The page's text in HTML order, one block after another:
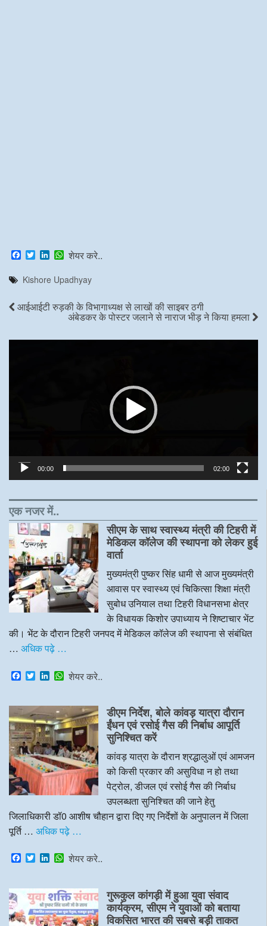
F
a
c
e
o
o
T
w
t
e
r
L
n
k
d
W
t
A
p
p
शेयर करे..
Kishore Upadhyay
आईआईटी रुड़की के विभागाध्यक्ष से लाखों की साइबर ठगी
अंबेडकर के पोस्टर जलाने से नाराज भीड़ ने किया हमला
00:00 02:00
एक नजर में..
सीएम के साथ स्वास्थ्य मंत्री की टिहरी में
मेडिकल कॉलेज की स्थापना को लेकर हुई
वार्ता
मुख्यमंत्री पुष्कर सिंह धामी से आज मुख्यमंत्री
आवास पर स्वास्थ्य एवं चिकित्सा शिक्षा मंत्री
सुबोध उनियाल तथा टिहरी विधानसभा क्षेत्र
के विधायक किशोर उपाध्याय ने शिष्टाचार भेंट
की। भेंट के दौरान टिहरी जनपद में मेडिकल कॉलेज की स्थापना से संबंधित
… अधिक पढ़े …
F
a
e
b
o
o
k
T
w
t
t
e
r
L
k
e
d
I
n
W
t
s
A
p
p
शेयर करे..
डीएम निर्देश, बोले कांवड़ यात्रा दौरान
ईंधन एवं रसोई गैस की निर्बाध आपूर्ति
सुनिश्चित करें
कांवड़ यात्रा के दौरान श्रद्धालुओं एवं आमजन
को किसी प्रकार की असुविधा न हो तथा
पेट्रोल, डीजल एवं रसोई गैस की निर्बाध
उपलब्धता सुनिश्चित की जाने हेतु
जिलाधिकारी डॉ0 आशीष चौहान द्वारा दिए गए निर्देशों के अनुपालन में जिला
पूर्ति … अधिक पढ़े …
F
a
e
b
o
T
w
t
t
e
r
L
k
e
d
I
W
t
s
A
p
शेयर करे..
गुरूकुल कांगड़ी में हुआ युवा संवाद
कार्यक्रम, सीएम ने युवाओं को बताया
विकसित भारत की सबसे बड़ी ताकत